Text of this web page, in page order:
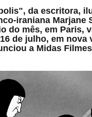
da escritora,
iraniana Marjane
do mês, em Paris,
de julho, em nova
a Midas